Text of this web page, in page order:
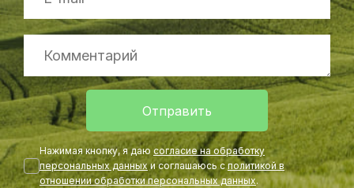
Отправить
Нажимая кнопку, я даю согласие на обработку
персональных данныхи соглашаюсь сполитикой в
отношении обработки персональных данных.